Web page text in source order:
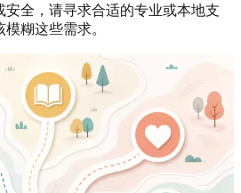
全，请寻求合适的专业或本地支
糊这些需求。